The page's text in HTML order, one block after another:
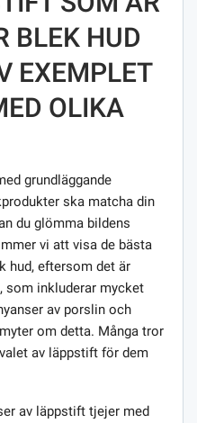
BLEK HUD
EXEMPLET
OLIKA
grundläggande
ska matcha din
du glömma bildens
vi att visa de bästa
hud, eftersom det är
som inkluderar mycket
av porslin och
om detta. Många tror
av läppstift för dem
av läppstift tjejer med